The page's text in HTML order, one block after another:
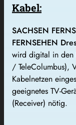
Kabel:
SACHSEN
FERNSEHEN
wird digital in den
/ TeleColumbus),
Kabelnetzen
geeignetes TV-
(Receiver) nötig.